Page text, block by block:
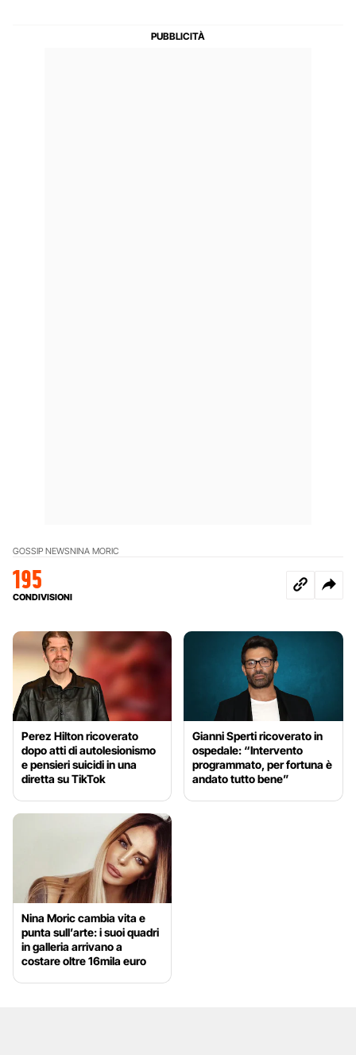
GOSSIP NEWSNINA MORIC
195
CONDIVISIONI
Perez Hilton ricoverato
dopo atti di autolesionismo
e pensieri suicidi in una
diretta su TikTok
Gianni Sperti ricoverato in
ospedale: “Intervento
programmato, per fortuna è
andato tutto bene”
Nina Moric cambia vita e
punta sull’arte: i suoi quadri
in galleria arrivano a
costare oltre 16mila euro